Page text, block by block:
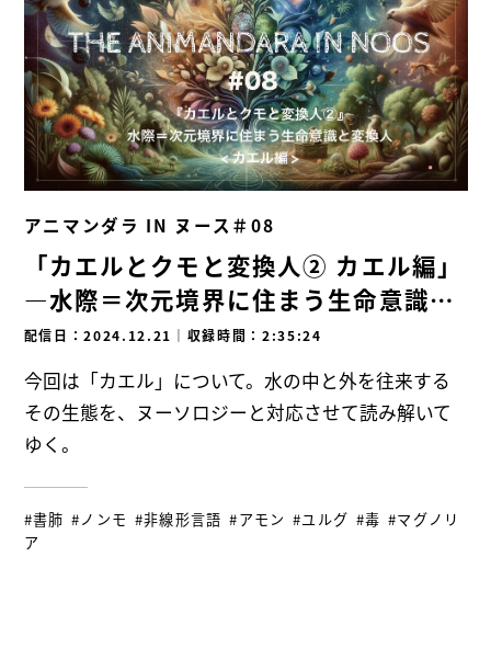
アニマンダラ IN ヌース＃08
「カエルとクモと変換人② カエル編」
―水際＝次元境界に住まう生命意識と
変換人―
配信日：2024.12.21 ｜ 収録時間：2:35:24
今回は「カエル」について。水の中と外を往来する
その生態を、ヌーソロジーと対応させて読み解いて
ゆく。
#書肺 #ノンモ #非線形言語 #アモン #ユルグ #毒 #マグノリ
ア